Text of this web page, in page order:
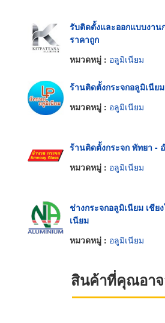
รับติดตั้งและออกแบบงาน
ราคาถูก
หมวดหมู่ : อลูมิเนียม
ร้านติดตั้งกระจกอลูมิเนีย
หมวดหมู่ : อลูมิเนียม
ร้านติดตั้งกระจก พัทยา -
หมวดหมู่ : อลูมิเนียม
ช่างกระจกอลูมิเนียม เชีย
เนียม
หมวดหมู่ : อลูมิเนียม
สินค้าที่คุณอา